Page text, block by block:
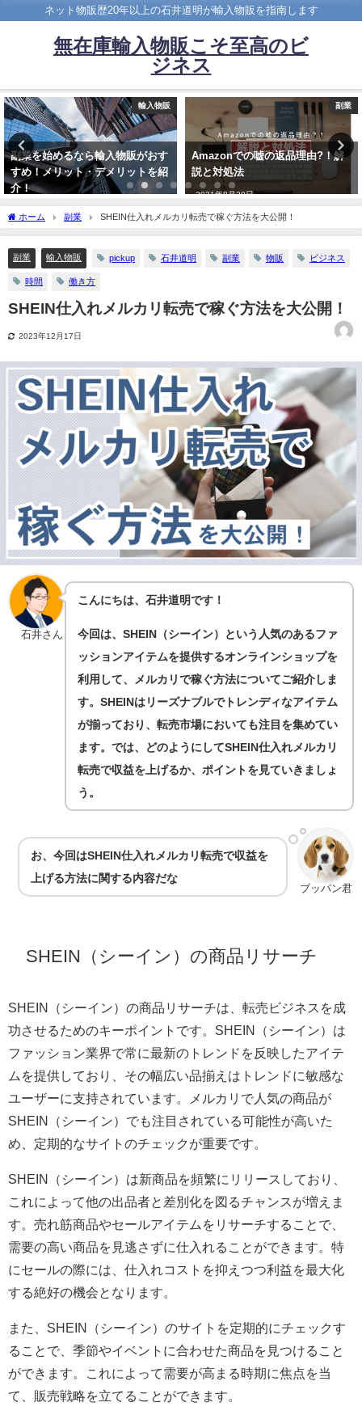
ネット物販歴20年以上の石井道明が輸入物販を指南します
無在庫輸入物販こそ至高のビ
ジネス
輸入物販
副業を始めるなら輸入物販がおす
すめ！メリット・デメリットを紹
介！
副業
Amazonでの嘘の返品理由?！解
説と対処法
2021年8月20日
ホーム 副業 SHEIN仕入れメルカリ転売で稼ぐ方法を大公開！
副業 輸入物販 pickup 石井道明 副業 物販 ビジネス
時間 働き方
SHEIN仕入れメルカリ転売で稼ぐ方法を大公開！
2023年12月17日
石井さん
こんにちは、石井道明です！
今回は、SHEIN（シーイン）という人気のあるファ
ッションアイテムを提供するオンラインショップを
利用して、メルカリで稼ぐ方法についてご紹介しま
す。SHEINはリーズナブルでトレンディなアイテム
が揃っており、転売市場においても注目を集めてい
ます。では、どのようにしてSHEIN仕入れメルカリ
転売で収益を上げるか、ポイントを見ていきましょ
う。
ブッパン君
お、今回はSHEIN仕入れメルカリ転売で収益を
上げる方法に関する内容だな
SHEIN（シーイン）の商品リサーチ
SHEIN（シーイン）の商品リサーチは、転売ビジネスを成
功させるためのキーポイントです。SHEIN（シーイン）は
ファッション業界で常に最新のトレンドを反映したアイテ
ムを提供しており、その幅広い品揃えはトレンドに敏感な
ユーザーに支持されています。メルカリで人気の商品が
SHEIN（シーイン）でも注目されている可能性が高いた
め、定期的なサイトのチェックが重要です。
SHEIN（シーイン）は新商品を頻繁にリリースしており、
これによって他の出品者と差別化を図るチャンスが増えま
す。売れ筋商品やセールアイテムをリサーチすることで、
需要の高い商品を見逃さずに仕入れることができます。特
にセールの際には、仕入れコストを抑えつつ利益を最大化
する絶好の機会となります。
また、SHEIN（シーイン）のサイトを定期的にチェックす
ることで、季節やイベントに合わせた商品を見つけること
ができます。これによって需要が高まる時期に焦点を当
て、販売戦略を立てることができます。